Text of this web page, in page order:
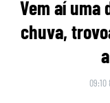
Vem aí
chuva,
09:10